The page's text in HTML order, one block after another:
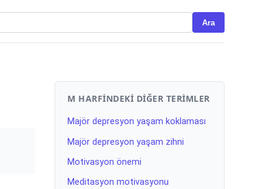
Ara
M HARFINDEKI DIĞER TERIMLER
Majör depresyon yaşam koklaması
Majör depresyon yaşam zihni
Motivasyon önemi
Meditasyon motivasyonu